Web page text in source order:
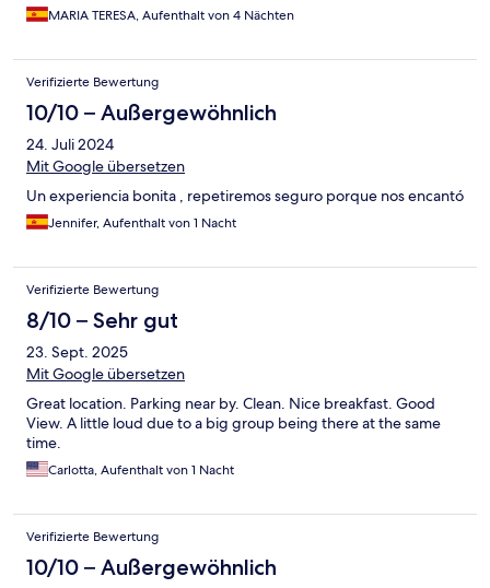
MARIA TERESA, Aufenthalt von 4 Nächten
Verifizierte Bewertung
10/10 – Außergewöhnlich
24. Juli 2024
Mit Google übersetzen
Un experiencia bonita , repetiremos seguro porque nos encantó
Jennifer, Aufenthalt von 1 Nacht
Verifizierte Bewertung
8/10 – Sehr gut
23. Sept. 2025
Mit Google übersetzen
Great location. Parking near by. Clean. Nice breakfast. Good
View. A little loud due to a big group being there at the same
time.
Carlotta, Aufenthalt von 1 Nacht
Verifizierte Bewertung
10/10 – Außergewöhnlich